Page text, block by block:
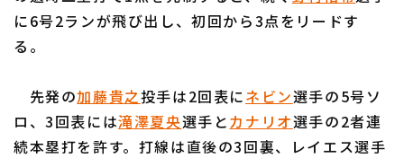
オリックス・バファローズ
に6号2ランが飛び出し、初回から3点をリードす
る。
先発の加藤貴之投手は2回表にネビン選手の5号ソ
ロ、3回表には滝澤夏央選手とカナリオ選手の2者連
続本塁打を許す。打線は直後の3回裏、レイエス選手